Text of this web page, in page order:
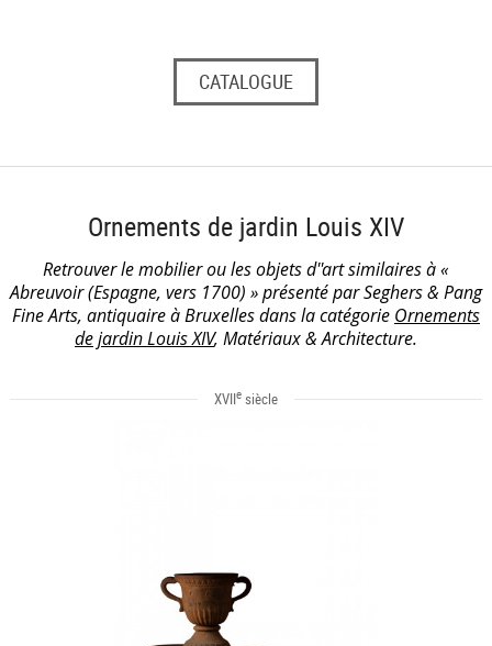
CATALOGUE
Ornements de jardin Louis XIV
Retrouver le mobilier ou les objets d''art similaires à «
Abreuvoir (Espagne, vers 1700) » présenté par Seghers & Pang
Fine Arts, antiquaire à Bruxelles dans la catégorie Ornements
de jardin Louis XIV, Matériaux & Architecture.
XVIIesiècle